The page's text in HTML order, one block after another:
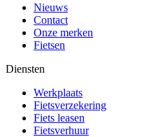
Nieuws
Contact
Onze merken
Fietsen
Diensten
Werkplaats
Fietsverzekering
Fiets leasen
Fietsverhuur